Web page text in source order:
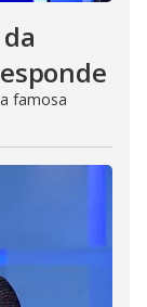
famosa